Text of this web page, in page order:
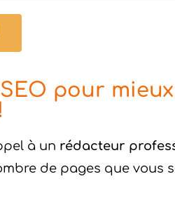
pour
à un rédacteur
de pages que vous